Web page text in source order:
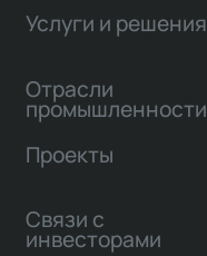
Услуги и решения
Отрасли
промышленности
Проекты
Связи с
инвесторами